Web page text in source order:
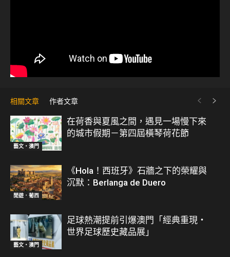
相關文章 作者文章
藝文‧澳門
在荷香與夏風之間，遇見一場慢下來
的城市假期－第四屆橫琴荷花節
閒遊．葡西
《Hola！西班牙》石牆之下的榮耀與
沉默：Berlanga de Duero
藝文‧澳門
足球熱潮提前引爆澳門「經典重現・
世界足球歷史藏品展」